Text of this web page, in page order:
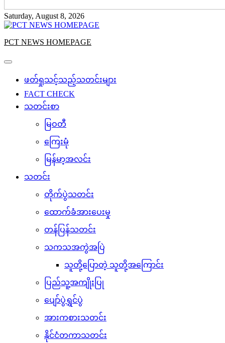
Saturday, August 8, 2026
PCT NEWS HOMEPAGE
ဖတ်ရှုသင့်သည့်သတင်းများ
FACT CHECK
သတင်းစာ
မြဝတီ
ကြေးမုံ
မြန်မာ့အလင်း
သတင်း
တိုက်ပွဲသတင်း
ထောက်ခံအားပေးမှု
တန်ပြန်သတင်း
သကသအကွဲအပြဲ
သူတို့ပြောတဲ့ သူတို့အကြောင်း
ပြည်သူ့အကျိုးပြု
ပျော်ပွဲရွှင်ပွဲ
အားကစားသတင်း
နိုင်ငံတကာသတင်း